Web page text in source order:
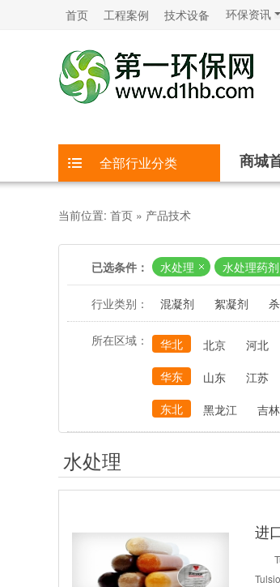
首页 工程案例 技术设备 环保资讯
全部行业分类 商城
当前位置: 首页 » 产品技术
已选条件： 水处理 水处理药剂
行业类别： 混凝剂 絮凝剂
所在区域： 华北 北京 河北
华东
山东 江苏
东北
黑龙江 吉林
水处理
进